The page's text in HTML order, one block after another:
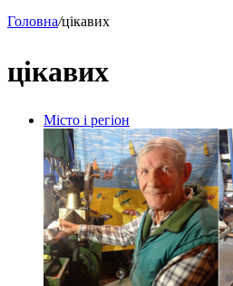
Головна/цікавих
цікавих
Місто і регіон